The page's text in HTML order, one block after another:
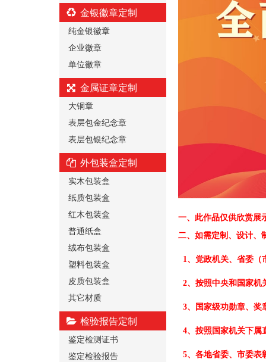
金银徽章定制
纯金银徽章
企业徽章
单位徽章
金属证章定制
大铜章
表层包金纪念章
表层包银纪念章
外包装盒定制
实木包装盒
纸质包装盒
红木包装盒
普通纸盒
绒布包装盒
塑料包装盒
皮质包装盒
其它材质
检验报告定制
鉴定检测证书
鉴定检验报告
一、 此作品仅供欣赏展
二、 如需定制、设计、
1、党政机关、省委（
2、按照中央和国家机
3、国家级功勋章、奖
4、按照国家机关下属
5、各地省委、市委表